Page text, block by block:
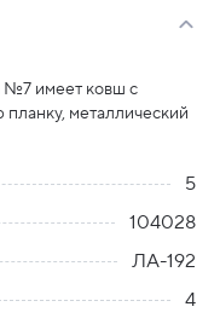
№7 имеет ковш с
металлический
5
104028
ЛА-192
4